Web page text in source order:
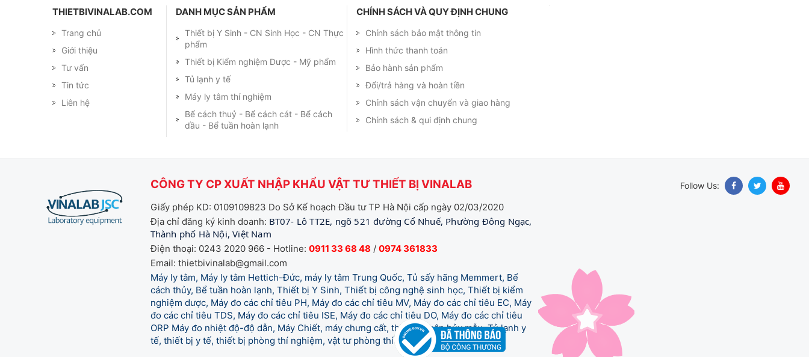
THIETBIVINALAB.COM
Trang chủ
Giới thiệu
Tư vấn
Tin tức
Liên hệ
DANH MỤC SẢN PHẨM
Thiết bị Y Sinh - CN Sinh Học - CN Thực
phẩm
Thiết bị Kiểm nghiệm Dược - Mỹ phẩm
Tủ lạnh y tế
Máy ly tâm thí nghiệm
Bể cách thuỷ - Bể cách cát - Bể cách
dầu - Bể tuần hoàn lạnh
CHÍNH SÁCH VÀ QUY ĐỊNH CHUNG
Chính sách bảo mật thông tin
Hình thức thanh toán
Bảo hành sản phẩm
Đổi/trả hàng và hoàn tiền
Chính sách vận chuyển và giao hàng
Chính sách & qui định chung
CÔNG TY CP XUẤT NHẬP KHẨU VẬT TƯ THIẾT BỊ VINALAB
Giấy phép KD: 0109109823 Do Sở Kế hoạch Đầu tư TP Hà Nội cấp ngày 02/03/2020
Địa chỉ đăng ký kinh doanh: BT07- Lô TT2E, ngõ 521 đường Cổ Nhuế, Phường Đông Ngạc,
Thành phố Hà Nội, Việt Nam
Điện thoại: 0243 2020 966 - Hotline: 0911 33 68 48 / 0974 361833
Email: thietbivinalab@gmail.com
Máy ly tâm, Máy ly tâm Hettich-Đức, máy ly tâm Trung Quốc, Tủ sấy hãng Memmert, Bể
cách thủy, Bể tuần hoàn lạnh, Thiết bị Y Sinh, Thiết bị công nghệ sinh học, Thiết bị kiểm
nghiệm dược, Máy đo các chỉ tiêu PH, Máy đo các chỉ tiêu MV, Máy đo các chỉ tiêu EC, Máy
đo các chỉ tiêu TDS, Máy đo các chỉ tiêu ISE, Máy đo các chỉ tiêu DO, Máy đo các chỉ tiêu
ORP Máy đo nhiệt độ-độ dẫn, Máy Chiết, máy chưng cất, thiết bị phân hủy mẫu, Tủ lạnh y
tế, thiết bị y tế, thiết bị phòng thí nghiệm, vật tư phòng thí nghiệm, vật tư y tế.
Follow Us: